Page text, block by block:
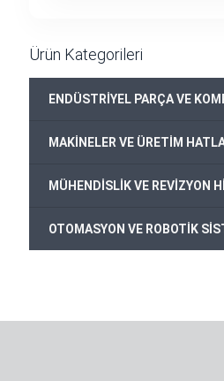
Ürün Kategorileri
ENDÜSTRİYEL PARÇA VE
MAKİNELER VE ÜRETİM
MÜHENDİSLİK VE REVİZYON
OTOMASYON VE ROBOTİK